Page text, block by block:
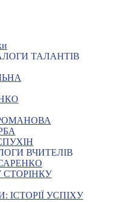
ТАЛАНТІВ
ВЧИТЕЛІВ
СТОРІНКУ
ІСТОРІЇ УСПІХУ